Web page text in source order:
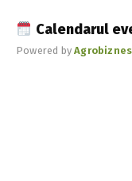
Calendarul
Powered byAgrobiznes